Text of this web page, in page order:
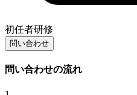
初任者研修
問い合わせ
問い合わせの流れ